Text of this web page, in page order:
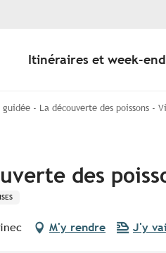
Itinéraires et week-end
guidée - La découverte des poissons -
des
M'y rendre J'y